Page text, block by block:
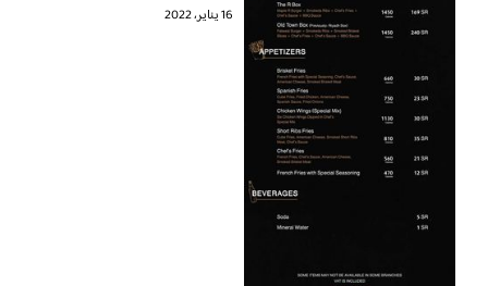
16 يناير، 2022